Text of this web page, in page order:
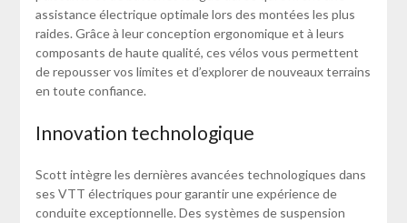
assistance électrique optimale lors des montées les plus
raides. Grâce à leur conception ergonomique et à leurs
composants de haute qualité, ces vélos vous permettent
de repousser vos limites et d’explorer de nouveaux terrains
en toute confiance.
Innovation technologique
Scott intègre les dernières avancées technologiques dans
ses VTT électriques pour garantir une expérience de
conduite exceptionnelle. Des systèmes de suspension